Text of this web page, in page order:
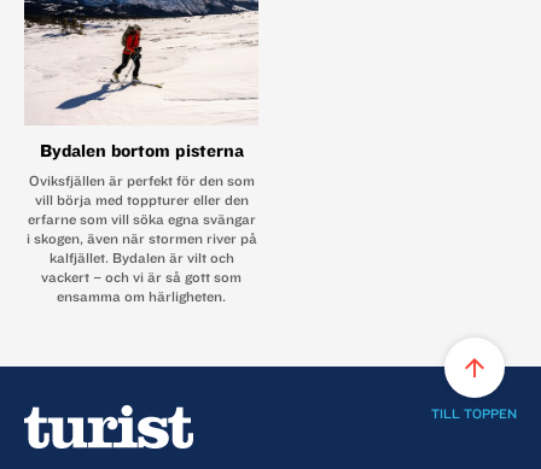
Bydalen bortom pisterna
Oviksfjällen är perfekt för den som
vill börja med toppturer eller den
erfarne som vill söka egna svängar
i skogen, även när stormen river på
kalfjället. Bydalen är vilt och
vackert – och vi är så gott som
ensamma om härligheten.
arrow_upward
TILL TOPPEN